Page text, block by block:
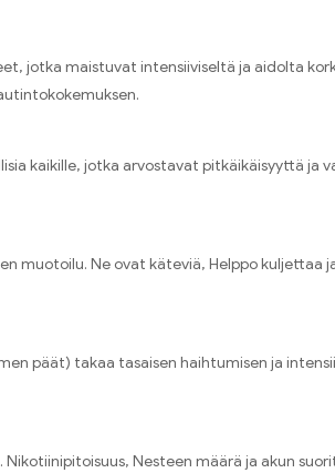
jotka maistuvat intensiiviseltä ja aidolta
kaikille, jotka arvostavat pitkäikäisyyttä
muotoilu. Ne ovat käteviä, Helppo
päät) takaa tasaisen haihtumisen ja
Nesteen määrä ja akun